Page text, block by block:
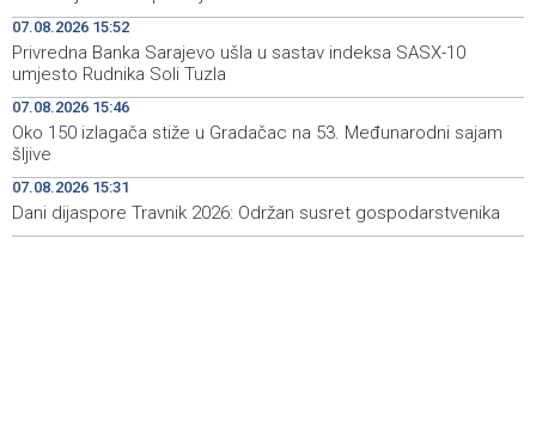
19:10
Rudari Milanovića ubijedili da ode kući, Memčić se već
ponovo vratio u jamu 'Raspotočje'
19:03
Sarajevo Film Festival presents Kinoscope and
Kinoscope Surreal programs
19:00
07.08.2026 15:52
Privredna Banka Sarajevo ušla u sastav indeksa SASX-10
umjesto Rudnika Soli Tuzla
07.08.2026 15:46
Oko 150 izlagača stiže u Gradačac na 53. Međunarodni sajam
šljive
07.08.2026 15:31
Dani dijaspore Travnik 2026: Održan susret gospodarstvenika